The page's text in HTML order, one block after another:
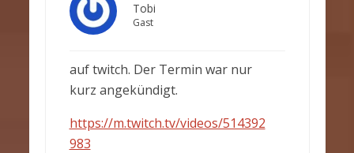
Tobi
Gast
auf twitch. Der Termin war nur
kurz angekündigt.
https://m.twitch.tv/videos/514392
983